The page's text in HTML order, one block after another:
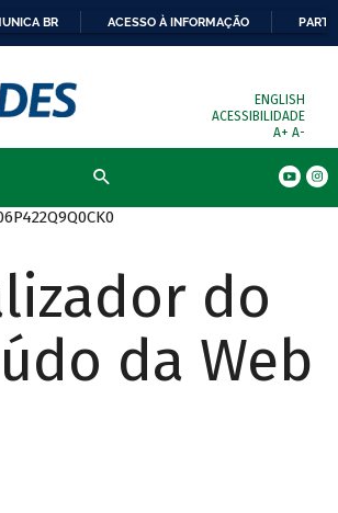
BR ACESSO À INFORMAÇÃO
ENGLISH
ACESSIBILIDADE
A+ A-
do
da Web